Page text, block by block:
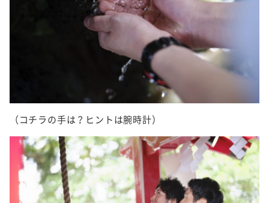
（コチラの手は？ヒントは腕時計）